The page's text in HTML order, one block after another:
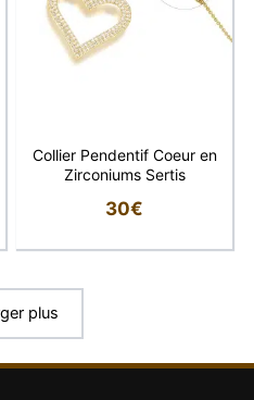
Collier Pendentif Coeur en
Zirconiums Sertis
30€
plus